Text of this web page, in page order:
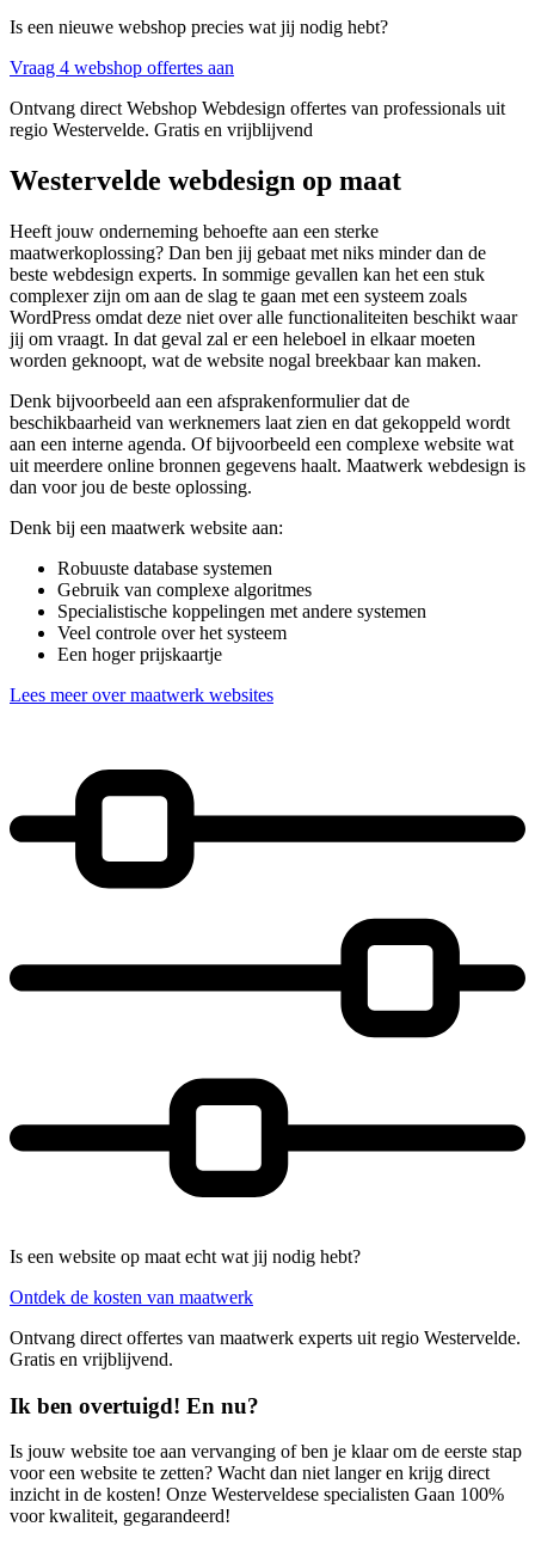
Is een nieuwe webshop precies wat jij nodig hebt?
Vraag 4 webshop offertes aan
Ontvang direct Webshop Webdesign offertes van professionals uit
regio Westervelde. Gratis en vrijblijvend
Westervelde webdesign op maat
Heeft jouw onderneming behoefte aan een sterke
maatwerkoplossing? Dan ben jij gebaat met niks minder dan de
beste webdesign experts. In sommige gevallen kan het een stuk
complexer zijn om aan de slag te gaan met een systeem zoals
WordPress omdat deze niet over alle functionaliteiten beschikt waar
jij om vraagt. In dat geval zal er een heleboel in elkaar moeten
worden geknoopt, wat de website nogal breekbaar kan maken.
Denk bijvoorbeeld aan een afsprakenformulier dat de
beschikbaarheid van werknemers laat zien en dat gekoppeld wordt
aan een interne agenda. Of bijvoorbeeld een complexe website wat
uit meerdere online bronnen gegevens haalt. Maatwerk webdesign is
dan voor jou de beste oplossing.
Denk bij een maatwerk website aan:
Robuuste database systemen
Gebruik van complexe algoritmes
Specialistische koppelingen met andere systemen
Veel controle over het systeem
Een hoger prijskaartje
Lees meer over maatwerk websites
Is een website op maat echt wat jij nodig hebt?
Ontdek de kosten van maatwerk
Ontvang direct offertes van maatwerk experts uit regio Westervelde.
Gratis en vrijblijvend.
Ik ben overtuigd! En nu?
Is jouw website toe aan vervanging of ben je klaar om de eerste stap
voor een website te zetten? Wacht dan niet langer en krijg direct
inzicht in de kosten! Onze Westerveldese specialisten Gaan 100%
voor kwaliteit, gegarandeerd!